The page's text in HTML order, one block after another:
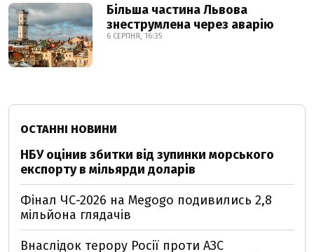
Більша частина Львова
знеструмлена через аварію
6 СЕРПНЯ, 16:35
ОСТАННІ НОВИНИ
НБУ оцінив збитки від зупинки морського
експорту в мільярди доларів
Фінал ЧС-2026 на Megogo подивились 2,8
мільйона глядачів
Внаслідок терору Росії проти АЗС